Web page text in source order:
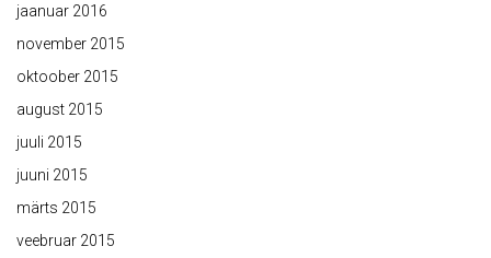
jaanuar 2016
november 2015
oktoober 2015
august 2015
juuli 2015
juuni 2015
märts 2015
veebruar 2015